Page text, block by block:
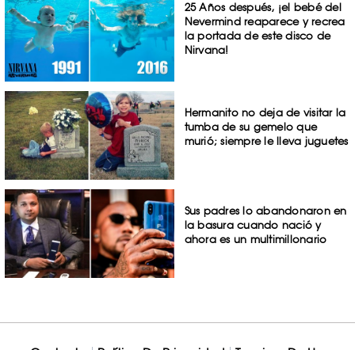
25 Años después, ¡el bebé del
Nevermind reaparece y recrea
la portada de este disco de
Nirvana!
Hermanito no deja de visitar la
tumba de su gemelo que
murió; siempre le lleva juguetes
Sus padres lo abandonaron en
la basura cuando nació y
ahora es un multimillonario